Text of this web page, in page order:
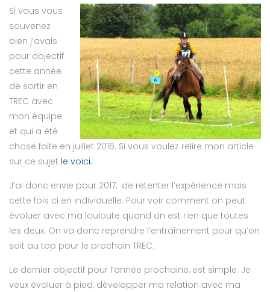
Si vous vous
souvenez
bien j’avais
pour objectif
cette année
de sortir en
TREC avec
mon équipe
et qui a été
chose faite en juillet 2016. Si vous voulez relire mon article
sur ce sujet le voici.
J’ai donc envie pour 2017, de retenter l’expérience mais
cette fois ci en individuelle. Pour voir comment on peut
évoluer avec ma louloute quand on est rien que toutes
les deux. On va donc reprendre l’entraînement pour qu’on
soit au top pour le prochain TREC.
Le dernier objectif pour l’année prochaine, est simple. Je
veux évoluer à pied, développer ma relation avec ma